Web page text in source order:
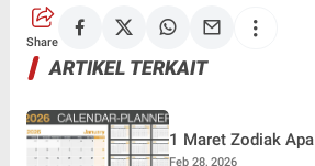
Share
ARTIKEL TERKAIT
1 Maret Zodiak Apa
Feb 28, 2026